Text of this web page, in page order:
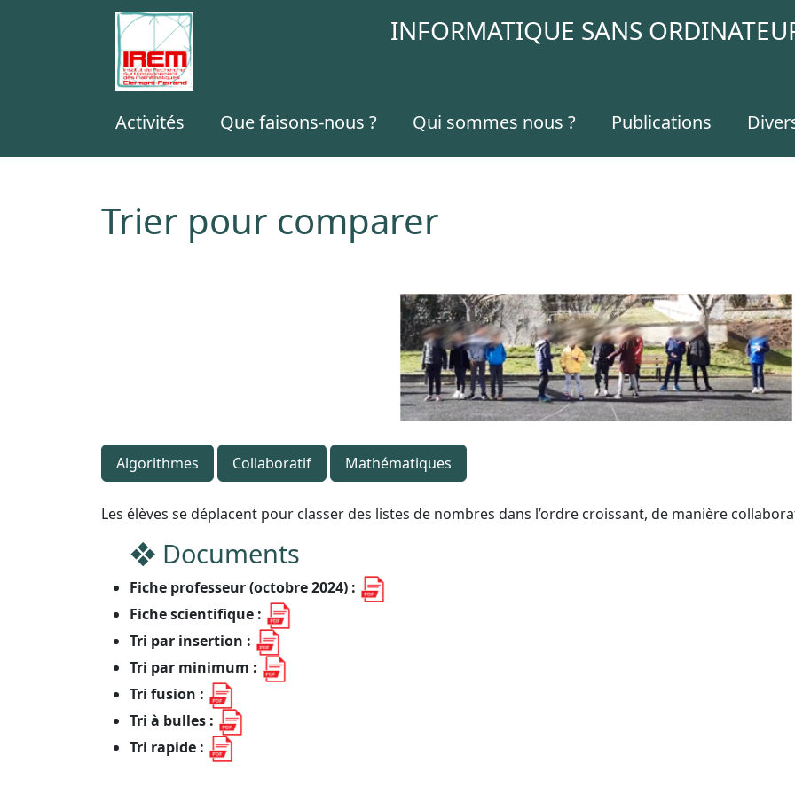
INFORMATIQUE SANS
Activités Que faisons-nous ? Qui sommes nous ? Publications
Trier pour comparer
Algorithmes Collaboratif Mathématiques
Les élèves se déplacent pour classer des listes de nombres dans l’ordre croissant, de manière
Documents
Fiche professeur (octobre 2024) :
Fiche scientifique :
Tri par insertion :
Tri par minimum :
Tri fusion :
Tri à bulles :
Tri rapide :